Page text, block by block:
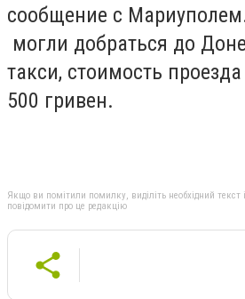
сообщение с
могли добраться до
такси, стоимость
500 гривен.
Якщо ви помітили помилку, виділіть необхідний текст
повідомити про це редакцію